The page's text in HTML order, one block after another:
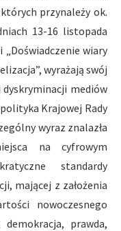
przynależy ok.
13-16 listopada
wiary
wyrażają swój
dyskryminacji mediów
Krajowej Rady
wyraz znalazła
na cyfrowym
standardy
mającej z założenia
nowoczesnego
demokracja, prawda,